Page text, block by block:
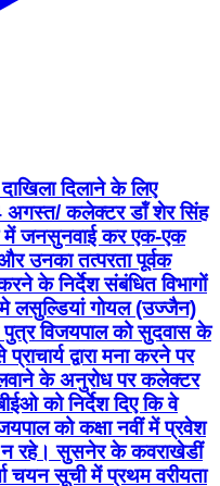
दिलाने के लिए
अगस्त/ कलेक्टर डॉं शेर सिंह
में जनसुनवाई कर एक-एक
उनका तत्परता पूर्वक
के निर्देश संबंधित विभागों
लसुल्डियां गोयल (उज्जैन)
पुत्र विजयपाल को सुदवास के
द्वारा मना करने पर
के अनुरोध पर कलेक्टर
को निर्देश दिए कि वे
को कक्षा नवीं में प्रवेश
न रहे। सुसनेर के कवराखेडीं
चयन सूची में प्रथम वरीयता